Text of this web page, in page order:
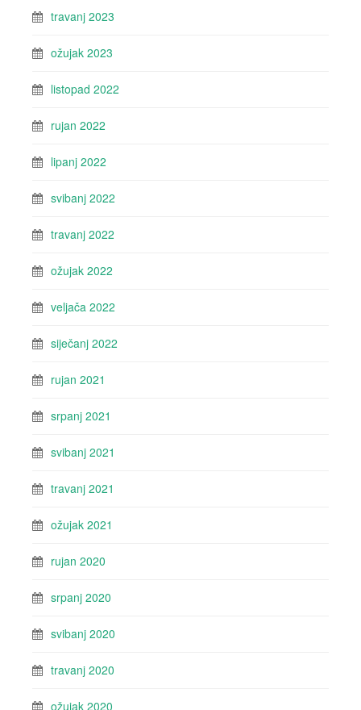
travanj 2023
ožujak 2023
listopad 2022
rujan 2022
lipanj 2022
svibanj 2022
travanj 2022
ožujak 2022
veljača 2022
siječanj 2022
rujan 2021
srpanj 2021
svibanj 2021
travanj 2021
ožujak 2021
rujan 2020
srpanj 2020
svibanj 2020
travanj 2020
ožujak 2020